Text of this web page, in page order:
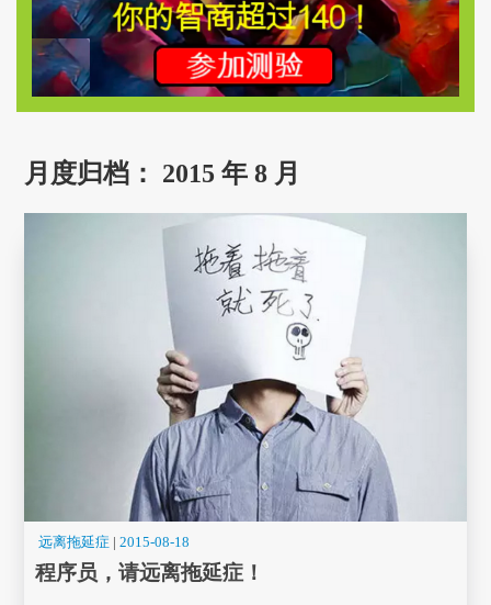
月度归档： 2015 年 8 月
远离拖延症 |2015-08-18
程序员，请远离拖延症！